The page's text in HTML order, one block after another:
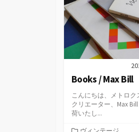
Books / Max Bill
こんにちは、メトロ
クリエーター、Max
荷いたし...
カ